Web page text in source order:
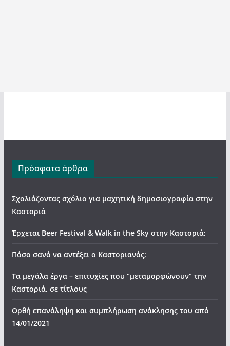
Πρόσφατα άρθρα
Σχολιάζοντας σχόλιο για μαχητική δημοσιογραφία στην
Καστοριά
Έρχεται Beer Festival & Walk in the Sky στην Καστοριά;
Πόσο σανό να αντέξει ο Καστοριανός;
Τα μεγάλα έργα – επιτυχίες που “μεταμορφώνουν” την
Καστοριά, σε τίτλους
Ορθή επανάληψη και συμπλήρωση ανάκλησης του από
14/01/2021